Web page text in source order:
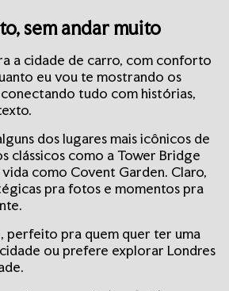
sem andar muito
a cidade de carro, com conforto
eu vou te mostrando os
tudo com histórias,
dos lugares mais icônicos de
clássicos como a Tower Bridge
como Covent Garden. Claro,
pra fotos e momentos pra
perfeito pra quem quer ter uma
ou prefere explorar Londres